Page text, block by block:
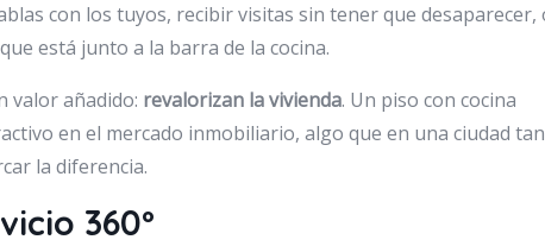
con los tuyos, recibir visitas sin tener que desaparecer,
está junto a la barra de la cocina.
valor añadido: revalorizan la vivienda. Un piso con cocina
en el mercado inmobiliario, algo que en una ciudad tan
la diferencia.
360º